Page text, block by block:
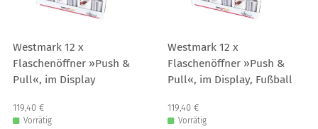
Westmark 12 x
Flaschenöffner »Push &
Pull«, im Display
Verkaufspreis: 119,40 €
119,40 €
Vorrätig
Westmark 12 x
Flaschenöffner »Push &
Pull«, im Display, Fußball
Verkaufspreis: 119,40 €
119,40 €
Vorrätig